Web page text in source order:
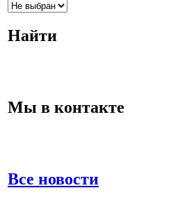
Найти
Мы в контакте
Все новости